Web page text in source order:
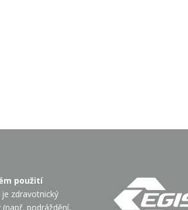
použití
je zdravotnický
podráždění,